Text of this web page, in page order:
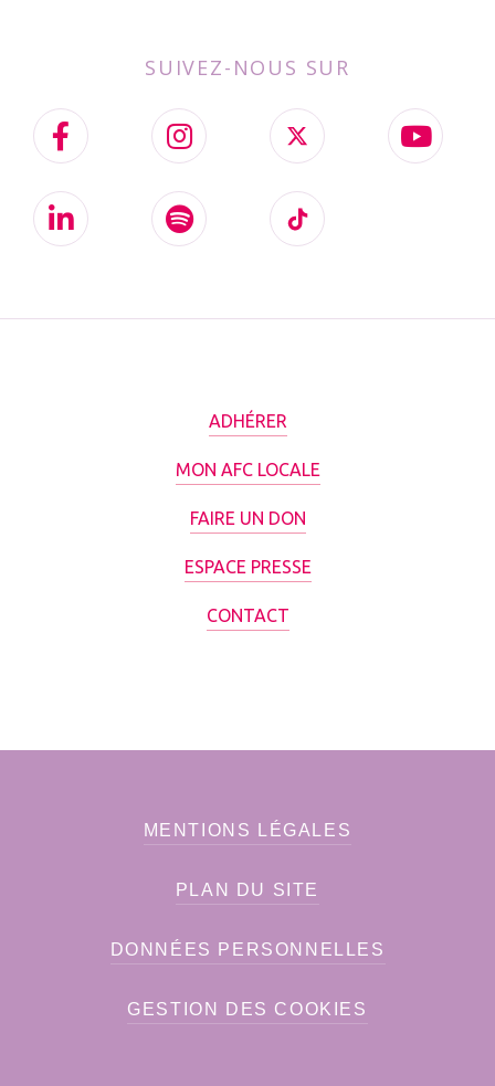
SUIVEZ-NOUS SUR
ADHÉRER
MON AFC LOCALE
FAIRE UN DON
ESPACE PRESSE
CONTACT
MENTIONS LÉGALES
PLAN DU SITE
DONNÉES PERSONNELLES
GESTION DES COOKIES